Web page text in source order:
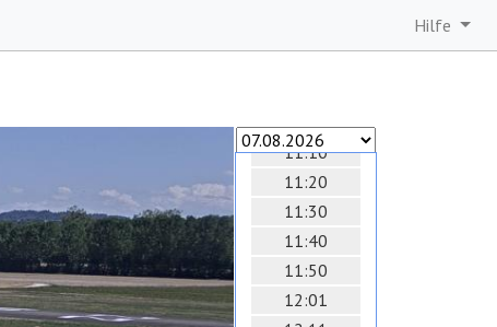
Hilfe
11:00
11:10
11:20
11:30
11:40
11:50
12:01